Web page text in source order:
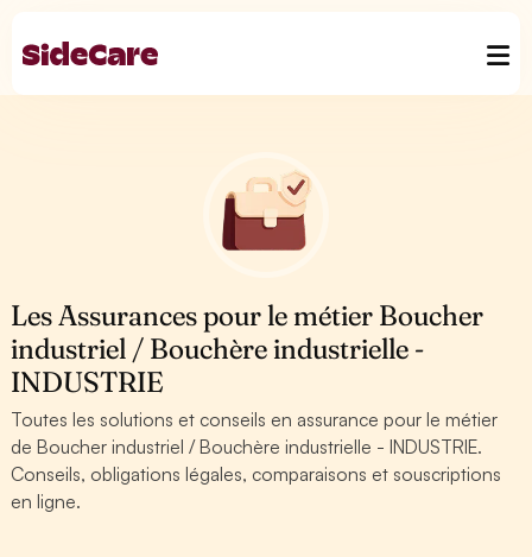
Les Assurances pour le métier Boucher
industriel / Bouchère industrielle -
INDUSTRIE
Toutes les solutions et conseils en assurance pour le métier
de Boucher industriel / Bouchère industrielle - INDUSTRIE.
Conseils, obligations légales, comparaisons et souscriptions
en ligne.